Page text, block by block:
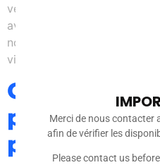
venez profiter des superbes
avoir au printemps à
nouvelles planches et les
viennent d’arriver et […]
Centre de
printemps
Merci de nous contacter
afin de vérifier les
Please contact us